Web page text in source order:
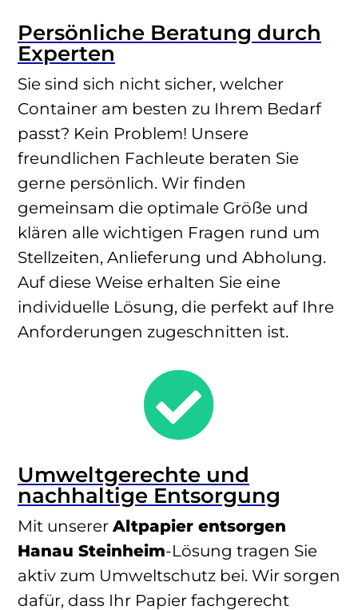
Persönliche Beratung durch
Experten
Sie sind sich nicht sicher, welcher
Container am besten zu Ihrem Bedarf
passt? Kein Problem! Unsere
freundlichen Fachleute beraten Sie
gerne persönlich. Wir finden
gemeinsam die optimale Größe und
klären alle wichtigen Fragen rund um
Stellzeiten, Anlieferung und Abholung.
Auf diese Weise erhalten Sie eine
individuelle Lösung, die perfekt auf Ihre
Anforderungen zugeschnitten ist.

Umweltgerechte und
nachhaltige Entsorgung
Mit unserer Altpapier entsorgen
Hanau Steinheim-Lösung tragen Sie
aktiv zum Umweltschutz bei. Wir sorgen
dafür, dass Ihr Papier fachgerecht